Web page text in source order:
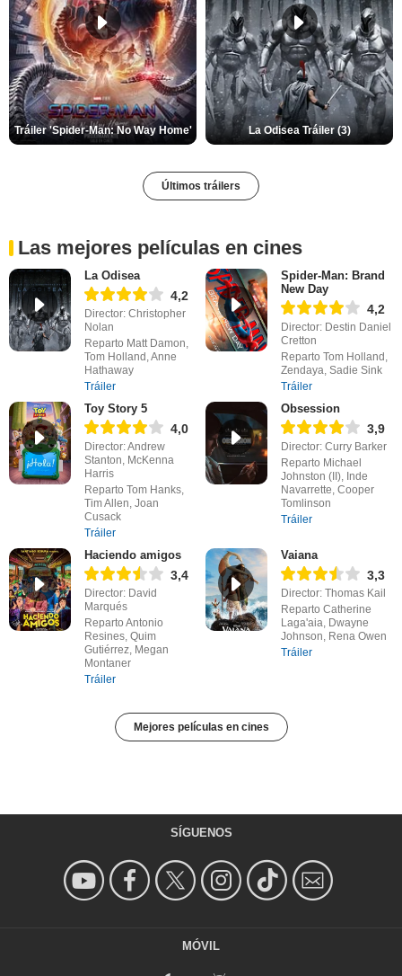
Tráiler 'Spider-Man: No Way Home' La Odisea Tráiler (3)
Últimos tráilers
Las mejores películas en cines
La Odisea
4,2
Director: Christopher
Nolan
Reparto Matt Damon,
Tom Holland, Anne
Hathaway
Tráiler
Spider-Man: Brand
New Day
4,2
Director: Destin Daniel
Cretton
Reparto Tom Holland,
Zendaya, Sadie Sink
Tráiler
Toy Story 5
4,0
Director: Andrew
Stanton, McKenna
Harris
Reparto Tom Hanks,
Tim Allen, Joan
Cusack
Tráiler
Obsession
3,9
Director: Curry Barker
Reparto Michael
Johnston (II), Inde
Navarrette, Cooper
Tomlinson
Tráiler
Haciendo amigos
3,4
Director: David
Marqués
Reparto Antonio
Resines, Quim
Gutiérrez, Megan
Montaner
Tráiler
Vaiana
3,3
Director: Thomas Kail
Reparto Catherine
Laga'aia, Dwayne
Johnson, Rena Owen
Tráiler
Mejores películas en cines
SÍGUENOS
MÓVIL